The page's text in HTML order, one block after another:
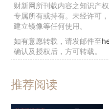
财新网所刊载内容之知识产
专属所有或持有。未经许可
建立镜像等任何使用。
如有意愿转载，请发邮件至
确认及授权后，方可转载。
推荐阅读